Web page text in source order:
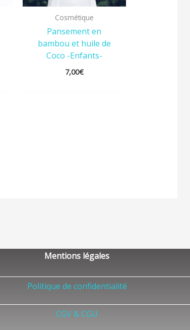
Cosmétique
Pansement en
bambou et huile de
Coco -Enfants-
7,00€
Mentions légales
Politique de confidentialité
CGV & CGU